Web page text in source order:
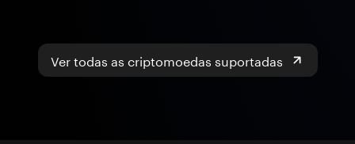
Ver todas as criptomoedas suportadas